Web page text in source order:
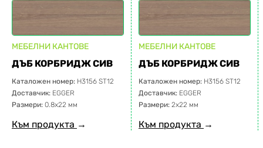
МЕБЕЛНИ КАНТОВЕ
ДЪБ КОРБРИДЖ СИВ
Каталожен номер: H3156 ST12
Доставчик: EGGER
Размери: 0.8х22 мм
Към продукта →
МЕБЕЛНИ КАНТОВЕ
ДЪБ КОРБРИДЖ СИВ
Каталожен номер: H3156 ST12
Доставчик: EGGER
Размери: 2х22 мм
Към продукта →